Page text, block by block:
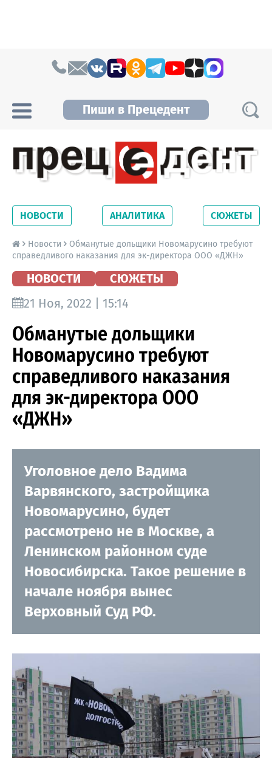
Пиши в Прецедент
Новосибирской области. Читайте свежие
новости на сайте сетевого издания
Precedent.
НОВОСТИ АНАЛИТИКА СЮЖЕТЫ
Новости
Обманутые дольщики Новомарусино требуют
справедливого наказания для эк-директора ООО «ДЖН»
НОВОСТИ
СЮЖЕТЫ
21 Ноя, 2022 | 15:14
Обманутые дольщики
Новомарусино требуют
справедливого наказания
для эк-директора ООО
«ДЖН»
Уголовное дело Вадима
Варвянского, застройщика
Новомарусино, будет
рассмотрено не в Москве, а
Ленинском районном суде
Новосибирска. Такое решение в
начале ноября вынес
Верховный Суд РФ.